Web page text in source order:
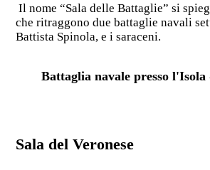
Il nome “Sala delle Battaglie” si
che ritraggono due battaglie navali
Battista Spinola, e i saraceni.
Battaglia navale presso
Sala del Veronese